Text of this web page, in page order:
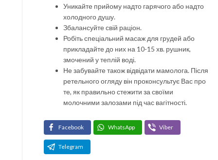
Уникайте прийому надто гарячого або надто
холодного душу.
Збалансуйте свій раціон.
Робіть спеціальний масаж для грудей або
прикладайте до них на 10-15 хв. рушник,
змочений у теплій воді.
Не забувайте також відвідати мамолога. Після
ретельного огляду він проконсультує Вас про
те, як правильно стежити за своїми
молочними залозами під час вагітності.
Facebook WhatsApp Viber
Telegram